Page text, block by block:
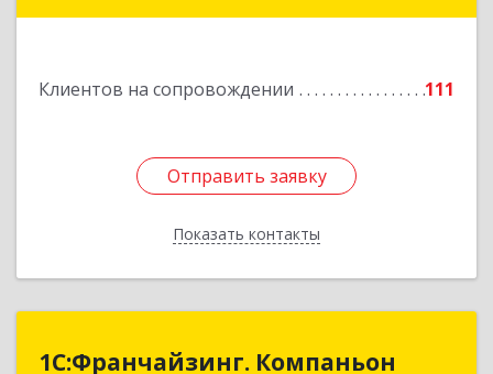
Клиентов на сопровождении 111
Отправить заявку
Показать контакты
Подробнее
Отправить заявку
Назад
1С:Франчайзинг. Компаньон
1С:Франчайзинг. Компаньон